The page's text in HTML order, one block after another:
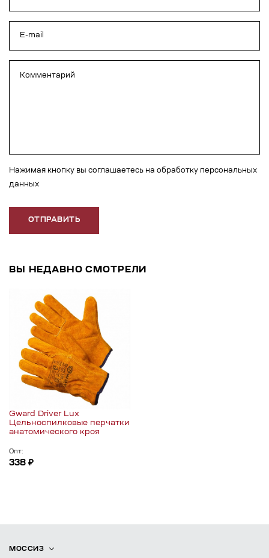
Нажимая кнопку вы соглашаетесь на обработку персональных
данных
ОТПРАВИТЬ
ВЫ НЕДАВНО СМОТРЕЛИ
Gward Driver Lux
Цельноспилковые перчатки
анатомического кроя
Опт:
338 ₽
МОССИЗ